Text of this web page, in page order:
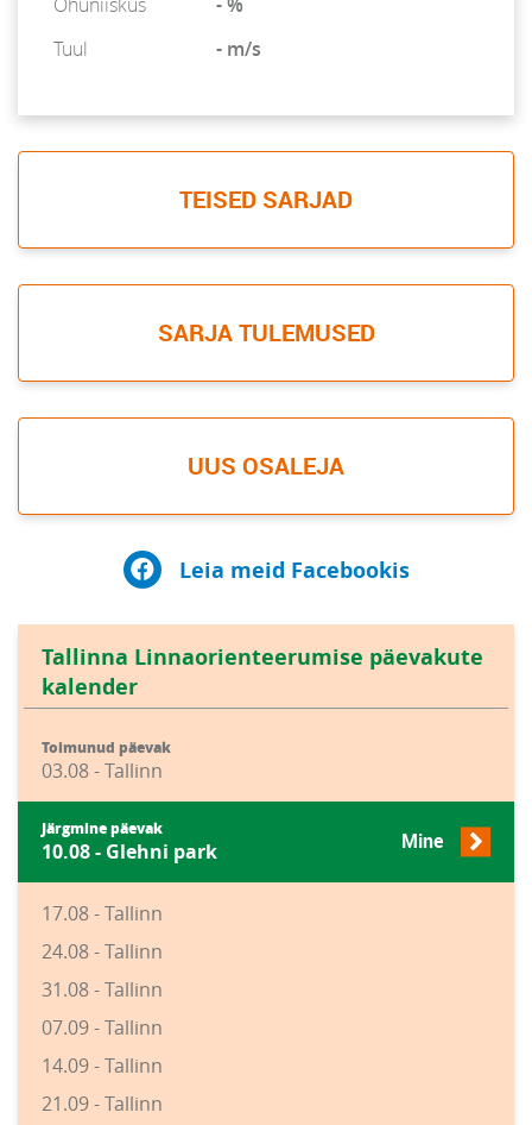
Tuul
- m/s
TEISED SARJAD
SARJA TULEMUSED
UUS OSALEJA
Leia meid Facebookis
Tallinna Linnaorienteerumise päevakute
kalender
Toimunud päevak
03.08 - Tallinn
Järgmine päevak
10.08 - Glehni park Mine
17.08 - Tallinn
24.08 - Tallinn
31.08 - Tallinn
07.09 - Tallinn
14.09 - Tallinn
21.09 - Tallinn